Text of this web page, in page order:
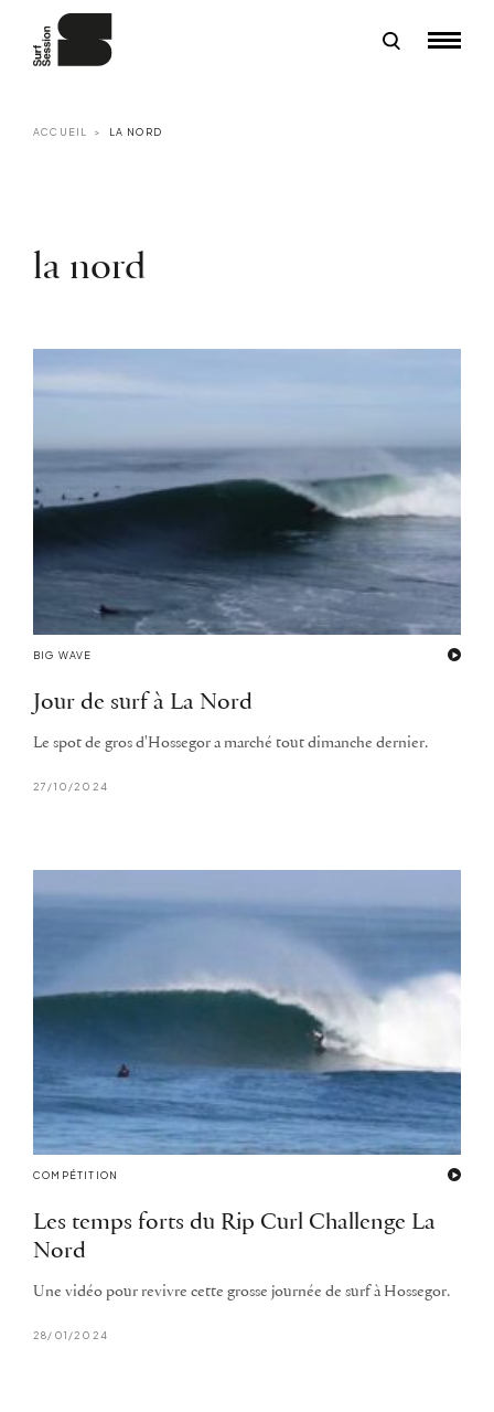
ACCUEIL LA NORD
la nord
BIG WAVE
Jour de surf à La Nord
Le spot de gros d'Hossegor a marché tout dimanche dernier.
27/10/2024
COMPÉTITION
Les temps forts du Rip Curl Challenge La
Nord
Une vidéo pour revivre cette grosse journée de surf à Hossegor.
28/01/2024